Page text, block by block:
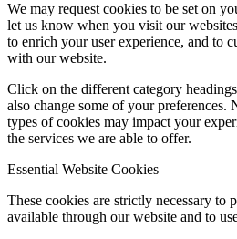
We may request cookies to be set on
let us know when you visit our
to enrich your user experience, and to
with our website.
Click on the different category
also change some of your preferences.
types of cookies may impact your
the services we are able to offer.
Essential Website Cookies
These cookies are strictly necessary to
available through our website and to